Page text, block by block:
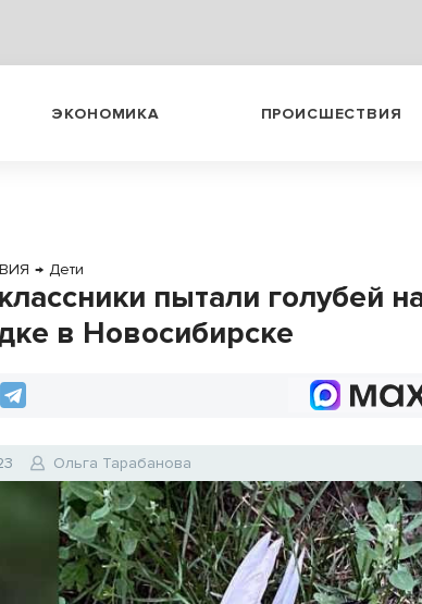
ЭКОНОМИКА ПРОИСШЕСТВИЯ
→ Дети
пытали голубей
в Новосибирске
Ольга Тарабанова